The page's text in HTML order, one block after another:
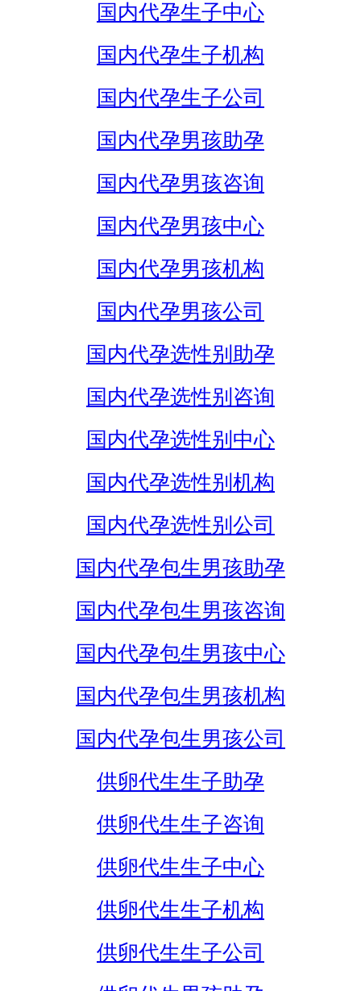
国内代孕生子中心
国内代孕生子机构
国内代孕生子公司
国内代孕男孩助孕
国内代孕男孩咨询
国内代孕男孩中心
国内代孕男孩机构
国内代孕男孩公司
国内代孕选性别助孕
国内代孕选性别咨询
国内代孕选性别中心
国内代孕选性别机构
国内代孕选性别公司
国内代孕包生男孩助孕
国内代孕包生男孩咨询
国内代孕包生男孩中心
国内代孕包生男孩机构
国内代孕包生男孩公司
供卵代生生子助孕
供卵代生生子咨询
供卵代生生子中心
供卵代生生子机构
供卵代生生子公司